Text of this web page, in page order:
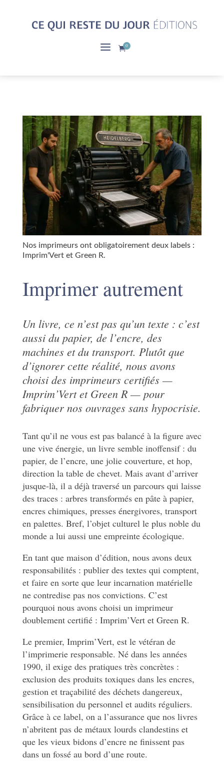
a 0
Nos imprimeurs ont obligatoirement deux labels :
Imprim'Vert et Green R.
Imprimer autrement
Un livre, ce n’est pas qu’un texte : c’est
aussi du papier, de l’encre, des
machines et du transport. Plutôt que
d’ignorer cette réalité, nous avons
choisi des imprimeurs certifiés —
Imprim’Vert et Green R — pour
fabriquer nos ouvrages sans hypocrisie.
Tant qu’il ne vous est pas balancé à la figure avec
une vive énergie, un livre semble inoffensif : du
papier, de l’encre, une jolie couverture, et hop,
direction la table de chevet. Mais avant d’arriver
jusque-là, il a déjà traversé un parcours qui laisse
des traces : arbres transformés en pâte à papier,
encres chimiques, presses énergivores, transport
en palettes. Bref, l’objet culturel le plus noble du
monde a lui aussi une empreinte écologique.
En tant que maison d’édition, nous avons deux
responsabilités : publier des textes qui comptent,
et faire en sorte que leur incarnation matérielle
ne contredise pas nos convictions. C’est
pourquoi nous avons choisi un imprimeur
doublement certifié : Imprim’Vert et Green R.
Le premier, Imprim’Vert, est le vétéran de
l’imprimerie responsable. Né dans les années
1990, il exige des pratiques très concrètes :
exclusion des produits toxiques dans les encres,
gestion et traçabilité des déchets dangereux,
sensibilisation du personnel et audits réguliers.
Grâce à ce label, on a l’assurance que nos livres
n’abritent pas de métaux lourds clandestins et
que les vieux bidons d’encre ne finissent pas
dans un fossé au bord d’une route.